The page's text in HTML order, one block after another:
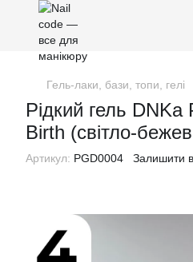
Гель-лаки, бази, топи, гелі
Рідкий гель
Birth (світло-
Артикул: PGD0004 Залишити